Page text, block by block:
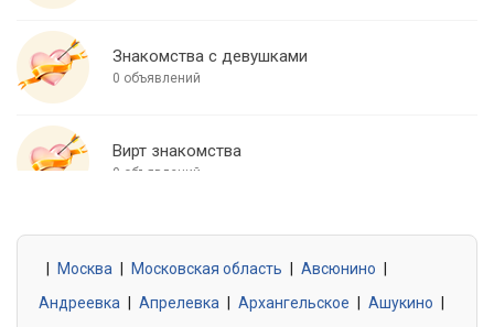
Знакомства с девушками
0 объявлений
Вирт знакомства
0 объявлений
0 объявлений
Москва Московская область Авсюнино
Андреевка
Апрелевка Архангельское Ашукино